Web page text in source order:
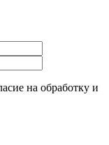
на обработку и